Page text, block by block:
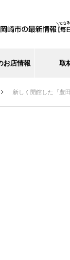
お店情報 取
新しく開館した『豊